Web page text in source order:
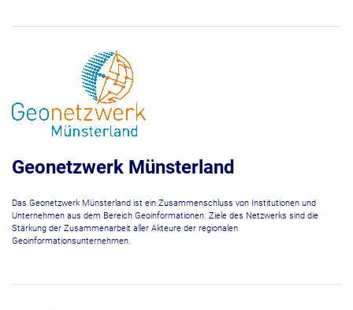
Geonetzwerk Münsterland
Das Geonetzwerk Münsterland ist ein Zusammenschluss von Institutionen und
Unternehmen aus dem Bereich Geoinformationen. Ziele des Netzwerks sind die
Stärkung der Zusammenarbeit aller Akteure der regionalen
Geoinformationsunternehmen.